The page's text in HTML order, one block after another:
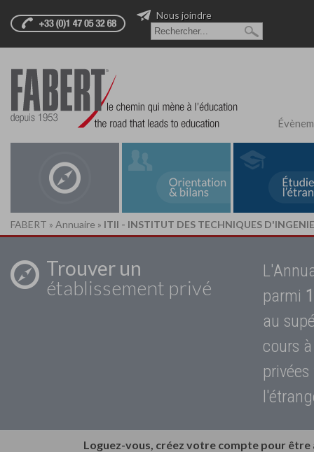
Nous joindre
FABERT » Annuaire » ITII - INSTITUT DES TECHNIQUES
Trouver un
établissement privé
parmi
au
cours
Loguez-vous, créez votre compte pour